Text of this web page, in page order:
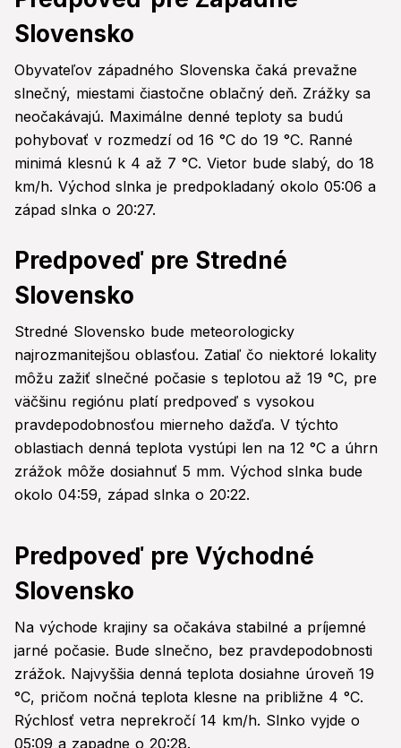
Slovensko
Obyvateľov západného Slovenska čaká prevažne
slnečný, miestami čiastočne oblačný deň. Zrážky sa
neočakávajú. Maximálne denné teploty sa budú
pohybovať v rozmedzí od 16 °C do 19 °C. Ranné
minimá klesnú k 4 až 7 °C. Vietor bude slabý, do 18
km/h. Východ slnka je predpokladaný okolo 05:06 a
západ slnka o 20:27.
Predpoveď pre Stredné
Slovensko
Stredné Slovensko bude meteorologicky
najrozmanitejšou oblasťou. Zatiaľ čo niektoré lokality
môžu zažiť slnečné počasie s teplotou až 19 °C, pre
väčšinu regiónu platí predpoveď s vysokou
pravdepodobnosťou mierneho dažďa. V týchto
oblastiach denná teplota vystúpi len na 12 °C a úhrn
zrážok môže dosiahnuť 5 mm. Východ slnka bude
okolo 04:59, západ slnka o 20:22.
Predpoveď pre Východné
Slovensko
Na východe krajiny sa očakáva stabilné a príjemné
jarné počasie. Bude slnečno, bez pravdepodobnosti
zrážok. Najvyššia denná teplota dosiahne úroveň 19
°C, pričom nočná teplota klesne na približne 4 °C.
Rýchlosť vetra neprekročí 14 km/h. Slnko vyjde o
05:09 a zapadne o 20:28.